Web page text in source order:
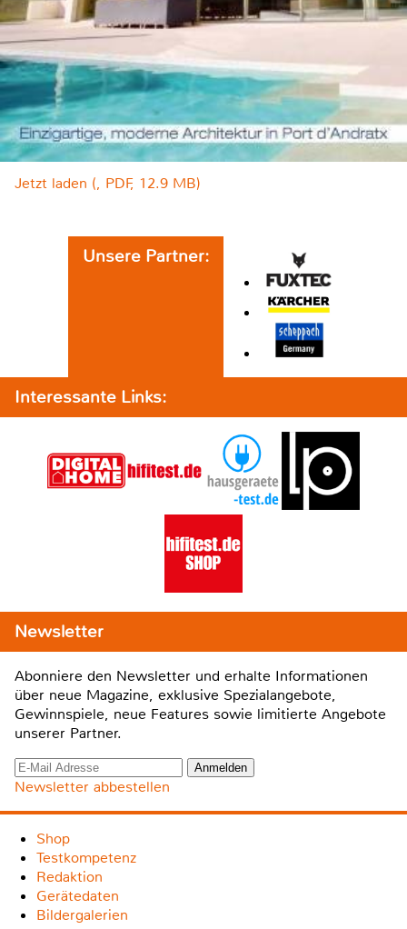
Jetzt laden (, PDF, 12.9 MB)
Unsere Partner:
Interessante Links:
Newsletter
Abonniere den Newsletter und erhalte Informationen
über neue Magazine, exklusive Spezialangebote,
Gewinnspiele, neue Features sowie limitierte Angebote
unserer Partner.
Newsletter abbestellen
Shop
Testkompetenz
Redaktion
Gerätedaten
Bildergalerien